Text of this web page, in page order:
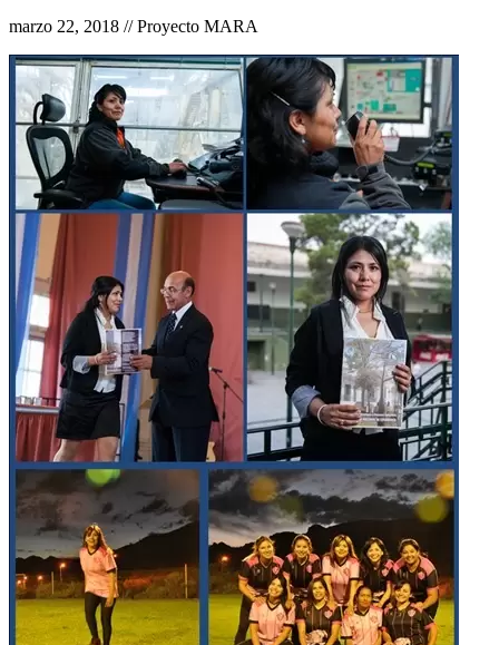
marzo 22, 2018 // Proyecto MARA